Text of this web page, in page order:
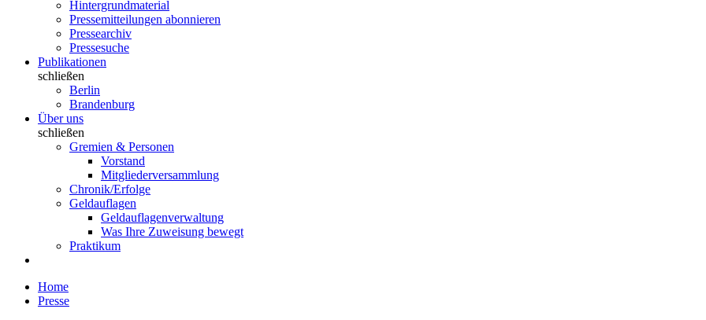
Hintergrundmaterial
Pressemitteilungen abonnieren
Pressearchiv
Pressesuche
Publikationen
schließen
Berlin
Brandenburg
Über uns
schließen
Gremien & Personen
Vorstand
Mitgliederversammlung
Chronik/Erfolge
Geldauflagen
Geldauflagenverwaltung
Was Ihre Zuweisung bewegt
Praktikum
Home
Presse